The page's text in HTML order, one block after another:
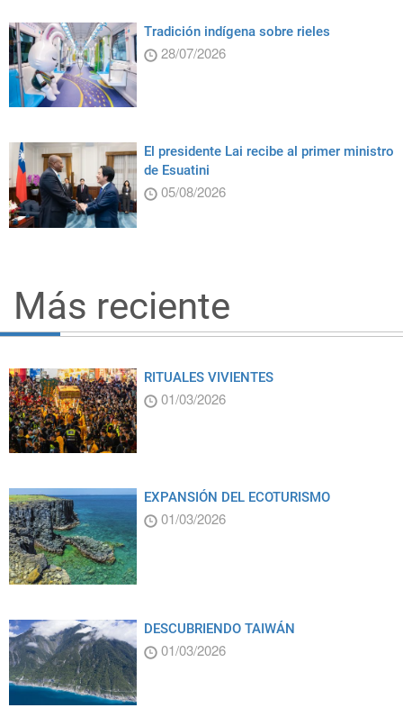
Tradición indígena sobre rieles
28/07/2026
El presidente Lai recibe al primer ministro
de Esuatini
05/08/2026
Más reciente
RITUALES VIVIENTES
01/03/2026
EXPANSIÓN DEL ECOTURISMO
01/03/2026
DESCUBRIENDO TAIWÁN
01/03/2026